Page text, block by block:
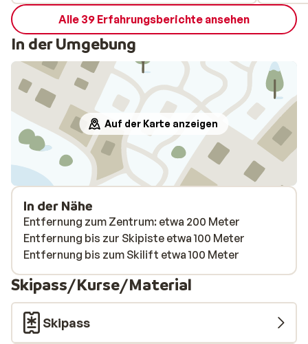
Alle 39 Erfahrungsberichte ansehen
In der Umgebung
Auf der Karte anzeigen
In der Nähe
Entfernung zum Zentrum: etwa 200 Meter
Entfernung bis zur Skipiste etwa 100 Meter
Entfernung bis zum Skilift etwa 100 Meter
Skipass/Kurse/Material
Skipass